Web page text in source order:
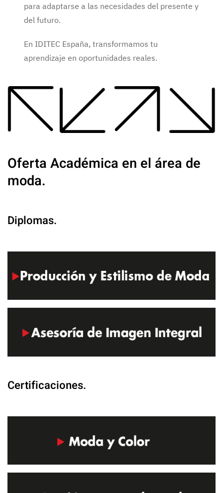
para adaptarse a las necesidades del presente y
del futuro.
En IDITEC España, transformamos tu
aprendizaje en oportunidades reales.
Oferta Académica en el área de
moda.
Diplomas.
Certificaciones.